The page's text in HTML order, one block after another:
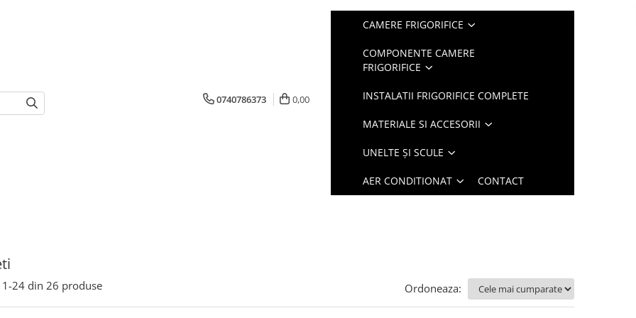
0740786373 0,00
CAMERE FRIGORIFICE
COMPONENTE CAMERE
FRIGORIFICE
INSTALATII FRIGORIFICE COMPLETE
MATERIALE SI ACCESORII
UNELTE ȘI SCULE
AER CONDITIONAT CONTACT
1-24 din 26 produse Ordoneaza: